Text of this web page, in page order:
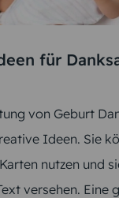
für
von Geburt
Ideen. Sie
nutzen und
versehen. Eine